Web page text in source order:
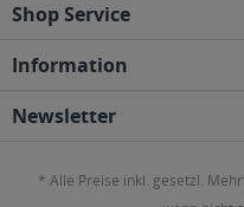
Shop Service
Information
Newsletter
* Alle Preise inkl. gesetzl.